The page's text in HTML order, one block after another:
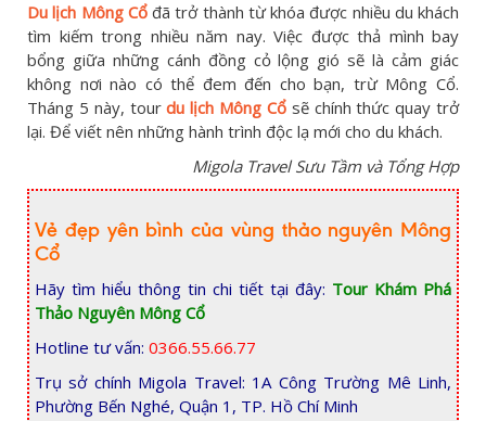
Du lịch Mông Cổđã trở thành từ khóa được nhiều du khách
tìm kiếm trong nhiều năm nay. Việc được thả mình bay
bổng giữa những cánh đồng cỏ lộng gió sẽ là cảm giác
không nơi nào có thể đem đến cho bạn, trừ Mông Cổ.
Tháng 5 này, tourdu lịch Mông Cổsẽ chính thức quay trở
lại. Để viết nên những hành trình độc lạ mới cho du khách.
Migola Travel Sưu Tầm và Tổng Hợp
Vẻ đẹp yên bình của vùng thảo nguyên Mông
Cổ
Hãy tìm hiểu thông tin chi tiết tại đây: Tour Khám Phá
Thảo Nguyên Mông Cổ
Hotline tư vấn: 0366.55.66.77
Trụ sở chính Migola Travel: 1A Công Trường Mê Linh,
Phường Bến Nghé, Quận 1, TP. Hồ Chí Minh